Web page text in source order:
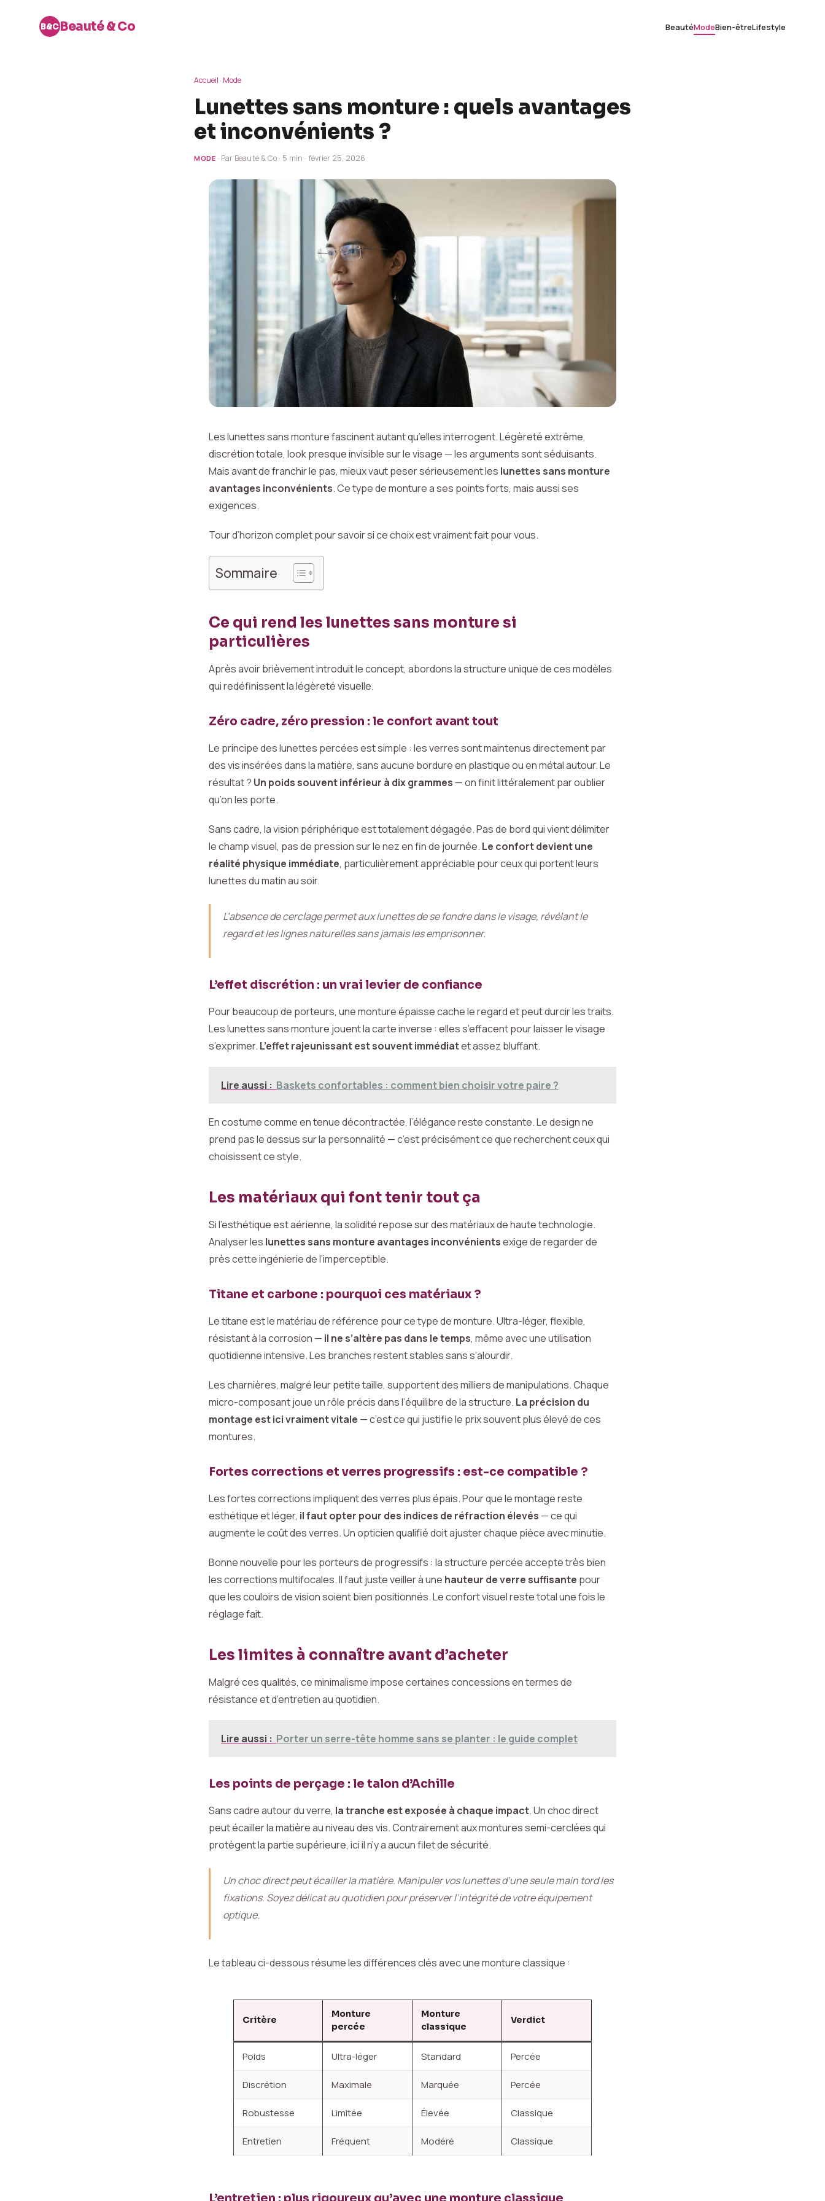
B&CBeauté & Co BeautéModeBien-êtreLifestyle
Accueil · Mode
Lunettes sans monture : quels avantages
et inconvénients ?
MODE · Par Beauté & Co · 5 min · février 25, 2026
Les lunettes sans monture fascinent autant qu’elles interrogent. Légèreté extrême,
discrétion totale, look presque invisible sur le visage — les arguments sont séduisants.
Mais avant de franchir le pas, mieux vaut peser sérieusement les lunettes sans monture
avantages inconvénients. Ce type de monture a ses points forts, mais aussi ses
exigences.
Tour d’horizon complet pour savoir si ce choix est vraiment fait pour vous.
Sommaire
Ce qui rend les lunettes sans monture si
particulières
Après avoir brièvement introduit le concept, abordons la structure unique de ces modèles
qui redéfinissent la légèreté visuelle.
Zéro cadre, zéro pression : le confort avant tout
Le principe des lunettes percées est simple : les verres sont maintenus directement par
des vis insérées dans la matière, sans aucune bordure en plastique ou en métal autour. Le
résultat ? Un poids souvent inférieur à dix grammes — on finit littéralement par oublier
qu’on les porte.
Sans cadre, la vision périphérique est totalement dégagée. Pas de bord qui vient délimiter
le champ visuel, pas de pression sur le nez en fin de journée. Le confort devient une
réalité physique immédiate, particulièrement appréciable pour ceux qui portent leurs
lunettes du matin au soir.
L’absence de cerclage permet aux lunettes de se fondre dans le visage, révélant le
regard et les lignes naturelles sans jamais les emprisonner.
L’effet discrétion : un vrai levier de confiance
Pour beaucoup de porteurs, une monture épaisse cache le regard et peut durcir les traits.
Les lunettes sans monture jouent la carte inverse : elles s’effacent pour laisser le visage
s’exprimer. L’effet rajeunissant est souvent immédiatet assez bluffant.
Lire aussi : Baskets confortables : comment bien choisir votre paire ?
En costume comme en tenue décontractée, l’élégance reste constante. Le design ne
prend pas le dessus sur la personnalité — c’est précisément ce que recherchent ceux qui
choisissent ce style.
Les matériaux qui font tenir tout ça
Si l’esthétique est aérienne, la solidité repose sur des matériaux de haute technologie.
Analyser les lunettes sans monture avantages inconvénientsexige de regarder de
près cette ingénierie de l’imperceptible.
Titane et carbone : pourquoi ces matériaux ?
Le titane est le matériau de référence pour ce type de monture. Ultra-léger, flexible,
résistant à la corrosion — il ne s’altère pas dans le temps, même avec une utilisation
quotidienne intensive. Les branches restent stables sans s’alourdir.
Les charnières, malgré leur petite taille, supportent des milliers de manipulations. Chaque
micro-composant joue un rôle précis dans l’équilibre de la structure. La précision du
montage est ici vraiment vitale — c’est ce qui justifie le prix souvent plus élevé de ces
montures.
Fortes corrections et verres progressifs : est-ce compatible ?
Les fortes corrections impliquent des verres plus épais. Pour que le montage reste
esthétique et léger, il faut opter pour des indices de réfraction élevés — ce qui
augmente le coût des verres. Un opticien qualifié doit ajuster chaque pièce avec minutie.
Bonne nouvelle pour les porteurs de progressifs : la structure percée accepte très bien
les corrections multifocales. Il faut juste veiller à une hauteur de verre suffisante pour
que les couloirs de vision soient bien positionnés. Le confort visuel reste total une fois le
réglage fait.
Les limites à connaître avant d’acheter
Malgré ces qualités, ce minimalisme impose certaines concessions en termes de
résistance et d’entretien au quotidien.
Lire aussi : Porter un serre-tête homme sans se planter : le guide complet
Les points de perçage : le talon d’Achille
Sans cadre autour du verre, la tranche est exposée à chaque impact. Un choc direct
peut écailler la matière au niveau des vis. Contrairement aux montures semi-cerclées qui
protègent la partie supérieure, ici il n’y a aucun filet de sécurité.
Un choc direct peut écailler la matière. Manipuler vos lunettes d’une seule main tord les
fixations. Soyez délicat au quotidien pour préserver l’intégrité de votre équipement
optique.
Le tableau ci-dessous résume les différences clés avec une monture classique :
Critère
Monture
percée
Monture
classique
Verdict
Poids Ultra-léger Standard Percée
Discrétion Maximale Marquée Percée
Robustesse Limitée Élevée Classique
Entretien Fréquent Modéré Classique